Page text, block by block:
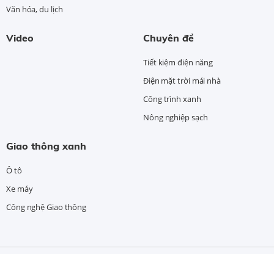
Văn hóa, du lịch
Video Chuyên đề
Tiết kiệm điện năng
Điện mặt trời mái nhà
Công trình xanh
Nông nghiệp sạch
Giao thông xanh
Ô tô
Xe máy
Công nghệ Giao thông